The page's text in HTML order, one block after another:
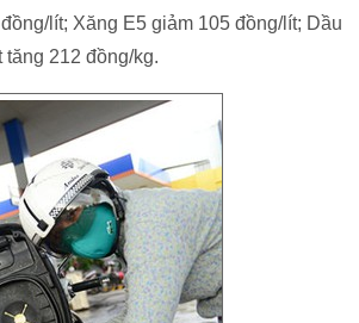
lít; Xăng E5 giảm 105 đồng/lít; Dầu
212 đồng/kg.